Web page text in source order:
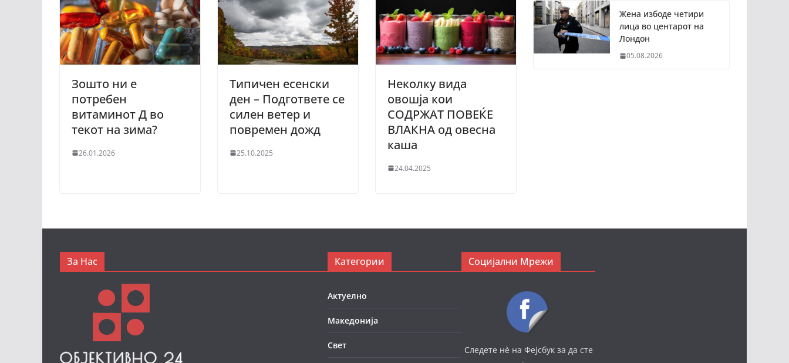
Зошто ни е
потребен
витаминот Д во
текот на зима?
26.01.2026
Типичен есенски
ден – Подгответе се
силен ветер и
повремен дожд
25.10.2025
Неколку вида
овошја кои
СОДРЖАТ ПОВЕЌЕ
ВЛАКНА од овесна
каша
24.04.2025
Жена избоде четири
лица во центарот на
Лондон
05.08.2026
За Нас Категории
Актуелно
Македонија
Свет
Социјални Мрежи
Следете нè на Фејсбук за да сте